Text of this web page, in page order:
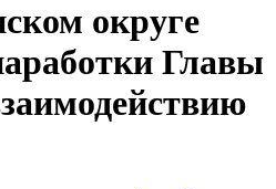
округе
Главы